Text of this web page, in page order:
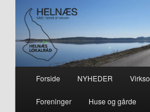
Helnæs
– smuk på alle årstider i hjertet af
Fortsæt
til
Fortsæt
til
Forside NYHEDER
Foreninger Huse og gårde